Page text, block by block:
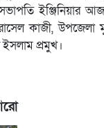
ইঞ্জিনিয়ার
কাজী, উপজেলা
প্রমুখ।